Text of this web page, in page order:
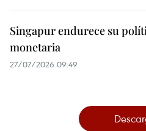
Singapur endurece su
monetaria
27/07/2026 09:49